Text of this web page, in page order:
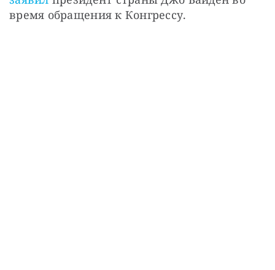
время обращения к Конгрессу.
СТАТЬ СОУЧАСТНИКОМ
ПОДЕЛИТЬСЯ С ДРУЗЬЯМИ